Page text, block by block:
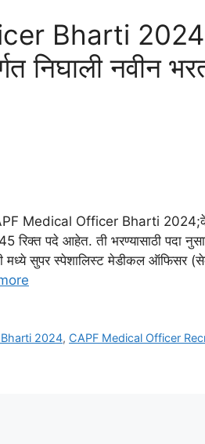
Bharti
निघाली नवीन
Medical Officer Bharti
रिक्त पदे आहेत. ती भरण्यासाठी पदा
मध्ये सुपर स्पेशालिस्ट मेडीकल ऑफिसर
2024, CAPF Medical Officer